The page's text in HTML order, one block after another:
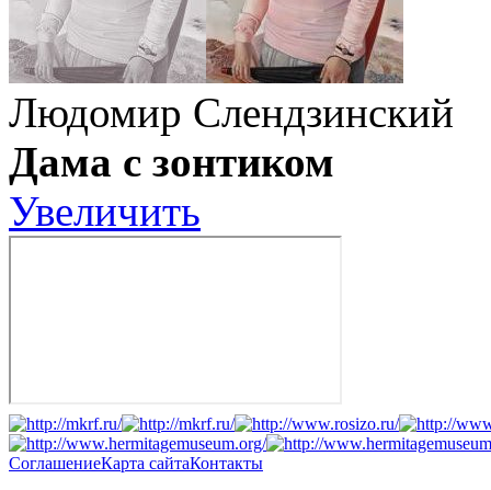
Людомир Слендзинский
Дама с зонтиком
Увеличить
СоглашениеКарта сайтаКонтакты